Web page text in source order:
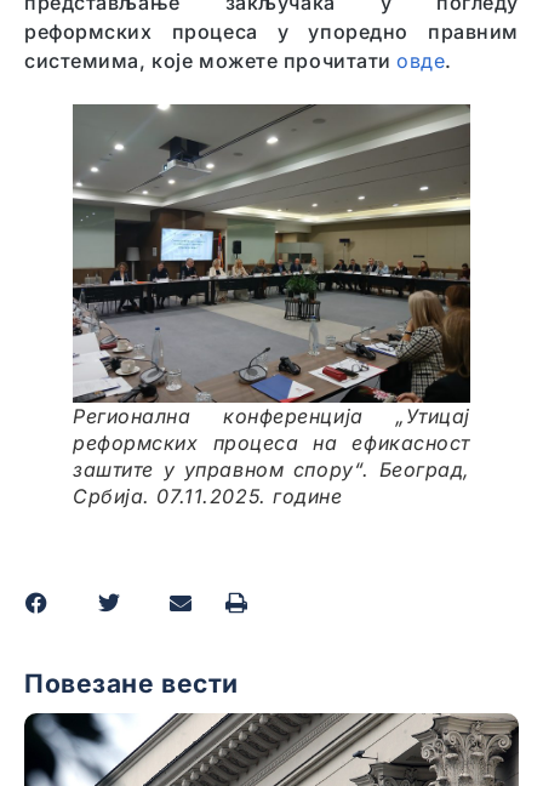
реформских процеса у упоредно правним
системима, које можете прочитатиовде.
Регионална конференција „Утицај
реформских процеса на ефикасност
заштите у управном спору“. Београд,
Србија. 07.11.2025. године
Повезане вести